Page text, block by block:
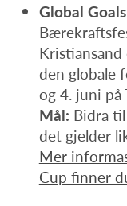
Global
den globale
og 4. juni på
Mål: Bidra
det gjelder
Mer
Cup finner